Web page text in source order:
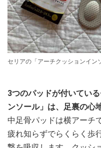
セリアの「アーチクッションイン
3つのパッドが付いてい
ンソール」は、足裏の心
中足骨パッドは横アーチ
疲れ知らずでらくらく歩